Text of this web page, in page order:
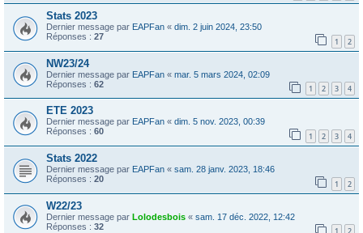
Stats 2023
Dernier message par EAPFan « dim. 2 juin 2024, 23:50
Réponses : 27 1 2
NW23/24
Dernier message par EAPFan « mar. 5 mars 2024, 02:09
Réponses : 62 1 2 3 4
ETE 2023
Dernier message par EAPFan « dim. 5 nov. 2023, 00:39
Réponses : 60 1 2 3 4
Stats 2022
Dernier message par EAPFan « sam. 28 janv. 2023, 18:46
Réponses : 20 1 2
W22/23
Dernier message par Lolodesbois « sam. 17 déc. 2022, 12:42
Réponses : 32